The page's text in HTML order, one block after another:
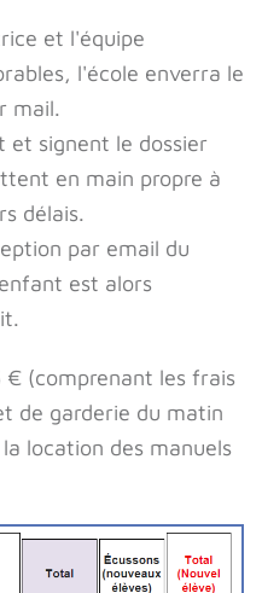
et l'équipe
l'école enverra le
mail.
et signent le dossier
en main propre à
délais.
par email du
est alors
€ (comprenant les frais
de garderie du matin
location des manuels